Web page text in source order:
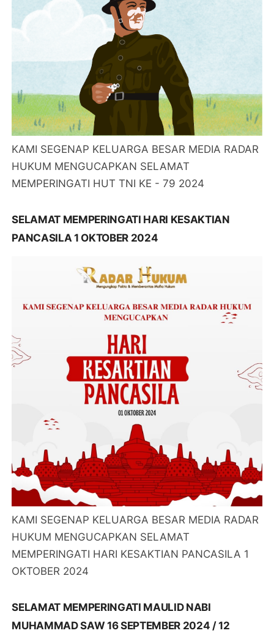
KAMI SEGENAP KELUARGA BESAR MEDIA RADAR
HUKUM MENGUCAPKAN SELAMAT
MEMPERINGATI HUT TNI KE - 79 2024
SELAMAT MEMPERINGATI HARI KESAKTIAN
PANCASILA 1 OKTOBER 2024
KAMI SEGENAP KELUARGA BESAR MEDIA RADAR
HUKUM MENGUCAPKAN SELAMAT
MEMPERINGATI HARI KESAKTIAN PANCASILA 1
OKTOBER 2024
SELAMAT MEMPERINGATI MAULID NABI
MUHAMMAD SAW 16 SEPTEMBER 2024 / 12